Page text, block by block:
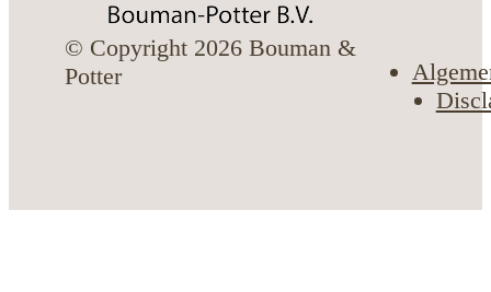
© Copyright 2026 Bouman &
Potter